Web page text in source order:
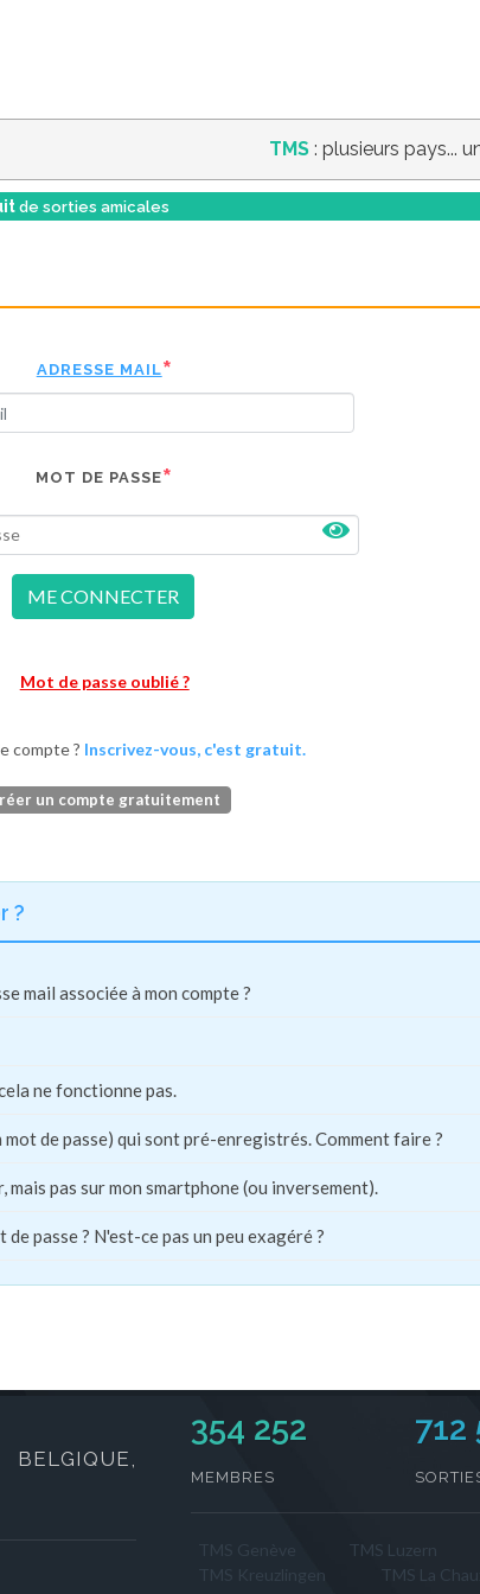
TMS : plusieurs pays...
de sorties amicales
ADRESSE MAIL
MOT DE PASSE
ME CONNECTER
Mot de passe oublié ?
compte ? Inscrivez-vous, c'est gratuit.
un compte gratuitement
?
mail associée à mon compte ?
ne fonctionne pas.
de passe) qui sont pré-enregistrés. Comment faire ?
pas sur mon smartphone (ou inversement).
passe ? N'est-ce pas un peu exagéré ?
354 252
MEMBRES
712
TMS Luzern
TMS Kreuzlingen
TMS La